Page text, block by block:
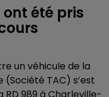
ont été pris
un véhicule de la
(Société TAC) s’est